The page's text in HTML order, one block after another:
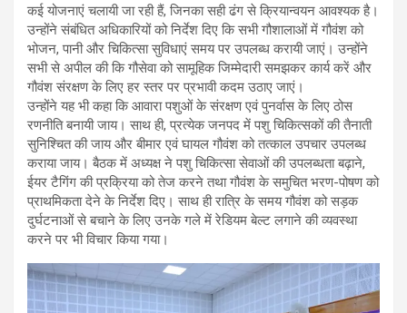
कई योजनाएं चलायी जा रही हैं, जिनका सही ढंग से क्रियान्वयन आवश्यक है।
उन्होंने संबंधित अधिकारियों को निर्देश दिए कि सभी गौशालाओं में गौवंश को
भोजन, पानी और चिकित्सा सुविधाएं समय पर उपलब्ध करायी जाएं। उन्होंने
सभी से अपील की कि गौसेवा को सामूहिक जिम्मेदारी समझकर कार्य करें और
गौवंश संरक्षण के लिए हर स्तर पर प्रभावी कदम उठाए जाएं।
उन्होंने यह भी कहा कि आवारा पशुओं के संरक्षण एवं पुनर्वास के लिए ठोस
रणनीति बनायी जाय। साथ ही, प्रत्येक जनपद में पशु चिकित्सकों की तैनाती
सुनिश्चित की जाय और बीमार एवं घायल गौवंश को तत्काल उपचार उपलब्ध
कराया जाय। बैठक में अध्यक्ष ने पशु चिकित्सा सेवाओं की उपलब्धता बढ़ाने,
ईयर टैगिंग की प्रक्रिया को तेज करने तथा गौवंश के समुचित भरण-पोषण को
प्राथमिकता देने के निर्देश दिए। साथ ही रात्रि के समय गौवंश को सड़क
दुर्घटनाओं से बचाने के लिए उनके गले में रेडियम बेल्ट लगाने की व्यवस्था
करने पर भी विचार किया गया।